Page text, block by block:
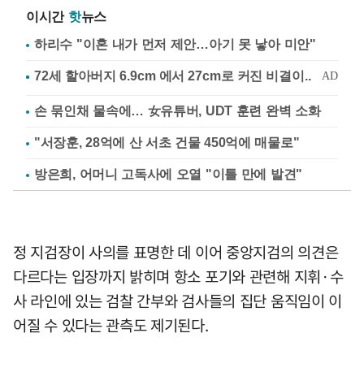
이시간 핫뉴스
하리수 "이혼 내가 먼저 제안…아기 못 낳아 미안"
손 묶인채 물속에… 女유튜버, UDT 훈련 완벽 소화
"서장훈, 28억에 산 서초 건물 450억에 매물로"
방은희, 어머니 고독사에 오열 "이틀 만에 발견"
정 지검장이 사의를 표명한 데 이어 중앙지검의 의견은
다르다는 입장까지 밝히며 항소 포기와 관련해 지휘·수
사 라인에 있는 검찰 간부와 검사들의 집단 움직임이 이
어질 수 있다는 관측도 제기된다.